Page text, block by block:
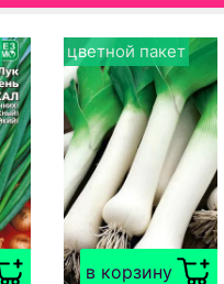
в корзину
цветной пакет